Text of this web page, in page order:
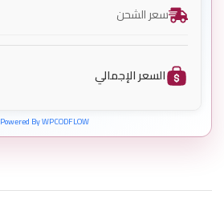
سعر الشحن
السعر الإجمالي
Powered By WPCODFLOW